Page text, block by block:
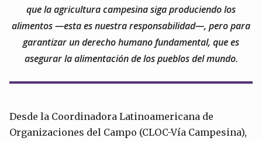
que la agricultura campesina siga produciendo los
alimentos —esta es nuestra responsabilidad—, pero para
garantizar un derecho humano fundamental, que es
asegurar la alimentación de los pueblos del mundo.
Desde la Coordinadora Latinoamericana de
Organizaciones del Campo (CLOC-Vía Campesina),